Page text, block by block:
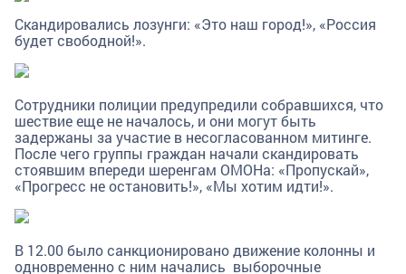
Скандировались лозунги: «Это наш город!», «Россия
будет свободной!».
Сотрудники полиции предупредили собравшихся, что
шествие еще не началось, и они могут быть
задержаны за участие в несогласованном митинге.
После чего группы граждан начали скандировать
стоявшим впереди шеренгам ОМОНа: «Пропускай»,
«Прогресс не остановить!», «Мы хотим идти!».
В 12.00 было санкционировано движение колонны и
одновременно с ним начались выборочные